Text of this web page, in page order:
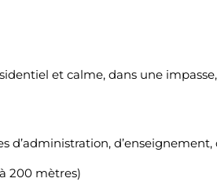
et calme, dans une
d’administration,
200 mètres)